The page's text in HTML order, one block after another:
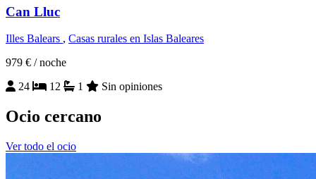
Can Lluc
Illes Balears , Casas rurales en Islas Baleares
979 € / noche
24
12 1 Sin opiniones
Ocio cercano
Ver todo el ocio